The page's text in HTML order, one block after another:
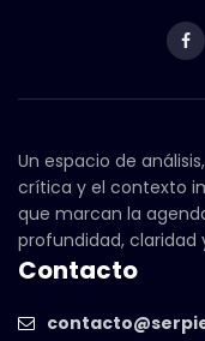
Un espacio de
crítica y el contexto
que marcan la
profundidad, claridad
Contacto